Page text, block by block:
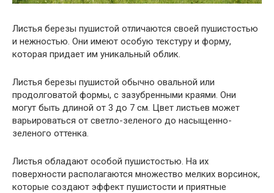
Листья березы пушистой отличаются своей пушистостью
и нежностью. Они имеют особую текстуру и форму,
которая придает им уникальный облик.
Листья березы пушистой обычно овальной или
продолговатой формы, с зазубренными краями. Они
могут быть длиной от 3 до 7 см. Цвет листьев может
варьироваться от светло-зеленого до насыщенно-
зеленого оттенка.
Листья обладают особой пушистостью. На их
поверхности располагаются множество мелких ворсинок,
которые создают эффект пушистости и приятные